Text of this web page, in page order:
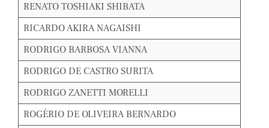
RENATO TOSHIAKI SHIBATA
RICARDO AKIRA NAGAISHI
RODRIGO BARBOSA VIANNA
RODRIGO DE CASTRO SURITA
RODRIGO ZANETTI MORELLI
ROGÉRIO DE OLIVEIRA BERNARDO